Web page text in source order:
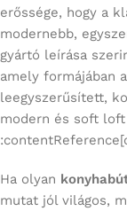
erőssége, hogy a
modernebb,
gyártó leírása
amely formájában
leegyszerűsített,
modern és soft
Ha olyan
mutat jól világos,